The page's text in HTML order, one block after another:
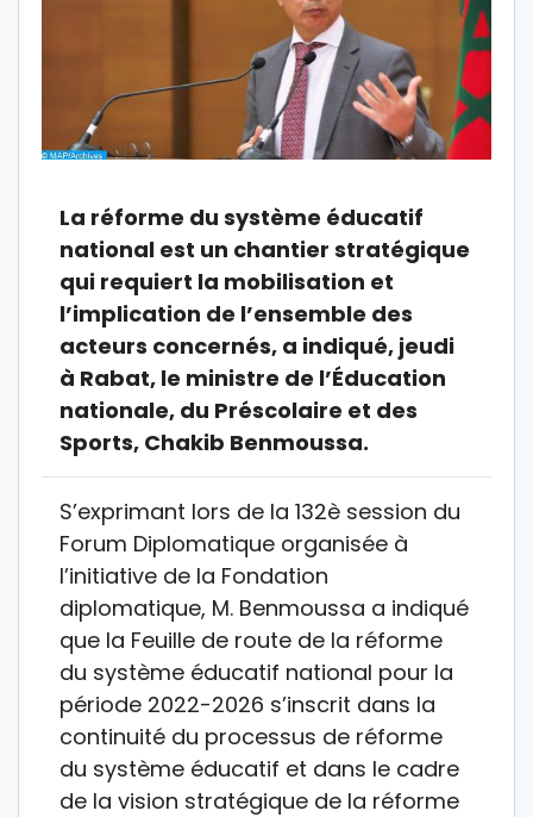
La réforme du système éducatif
national est un chantier stratégique
qui requiert la mobilisation et
l’implication de l’ensemble des
acteurs concernés, a indiqué, jeudi
à Rabat, le ministre de l’Éducation
nationale, du Préscolaire et des
Sports, Chakib Benmoussa.
S’exprimant lors de la 132è session du
Forum Diplomatique organisée à
l’initiative de la Fondation
diplomatique, M. Benmoussa a indiqué
que la Feuille de route de la réforme
du système éducatif national pour la
période 2022-2026 s’inscrit dans la
continuité du processus de réforme
du système éducatif et dans le cadre
de la vision stratégique de la réforme